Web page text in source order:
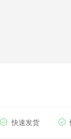
快速发货